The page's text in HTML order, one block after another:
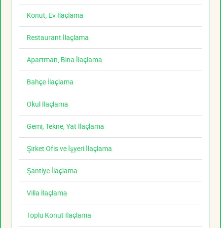
Konut, Ev İlaçlama
Restaurant İlaçlama
Apartman, Bina İlaçlama
Bahçe İlaçlama
Okul İlaçlama
Gemi, Tekne, Yat İlaçlama
Şirket Ofis ve İşyeri İlaçlama
Şantiye İlaçlama
Villa İlaçlama
Toplu Konut İlaçlama